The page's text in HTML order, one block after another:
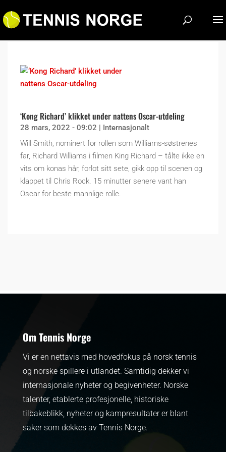
‘Kong Richard’ klikket under nattens Oscar-utdeling
28 mars, 2022 - 09:02 | Internasjonalt
Will Smith, nominert for rollen som Williams-søstrenes
far, Richard Williams i filmen King Richard – tålte ikke en
vits om konas hår, forlot sitt sete, gikk opp til scenen og
klappet til Chris Rock. 15 minutter senere vant han
Oscar for beste mannlige rolle.
Om Tennis Norge
Vi er en nettavis med hovedfokus på norsk tennis
og norske spillere i utlandet. Samtidig dekker vi
internasjonale nyheter og begivenheter. Norske
talenter, etablerte profesjonelle, historiske
tilbakeblikk, nyheter og kampresultater er blant
saker som dekkes av Tennis Norge.